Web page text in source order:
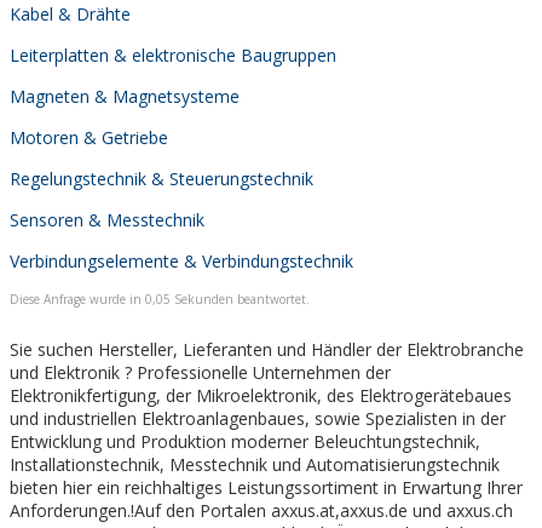
Kabel & Drähte
Leiterplatten & elektronische Baugruppen
Magneten & Magnetsysteme
Motoren & Getriebe
Regelungstechnik & Steuerungstechnik
Sensoren & Messtechnik
Verbindungselemente & Verbindungstechnik
Diese Anfrage wurde in 0,05 Sekunden beantwortet.
Sie suchen Hersteller, Lieferanten und Händler der Elektrobranche
und Elektronik ? Professionelle Unternehmen der
Elektronikfertigung, der Mikroelektronik, des Elektrogerätebaues
und industriellen Elektroanlagenbaues, sowie Spezialisten in der
Entwicklung und Produktion moderner Beleuchtungstechnik,
Installationstechnik, Messtechnik und Automatisierungstechnik
bieten hier ein reichhaltiges Leistungssortiment in Erwartung Ihrer
Anforderungen.!Auf den Portalen axxus.at,axxus.de und axxus.ch